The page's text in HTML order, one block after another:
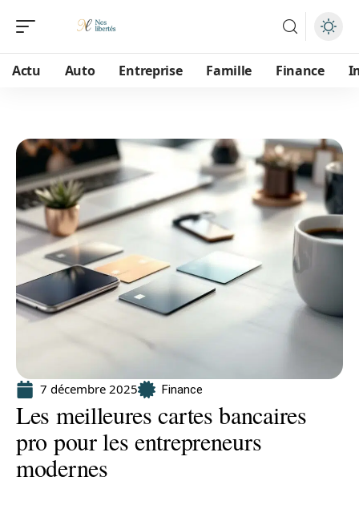
Actu Auto Entreprise Famille Finance
7 décembre 2025 Finance
Les meilleures cartes bancaires
pro pour les entrepreneurs
modernes